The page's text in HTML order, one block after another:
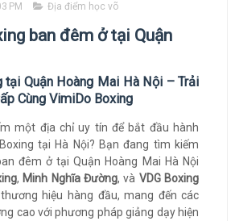
PM Địa điểm học võ
ban đêm ở tại Quận
tại Quận Hoàng Mai Hà Nội – Trải
Cùng VimiDo Boxing
một địa chỉ uy tín để bắt đầu hành
tại Hà Nội? Bạn đang tìm kiếm
đêm ở tại Quận Hoàng Mai Hà Nội
, Minh Nghĩa Đường, và VDG Boxing
hiệu hàng đầu, mang đến các
cao với phương pháp giảng dạy hiện